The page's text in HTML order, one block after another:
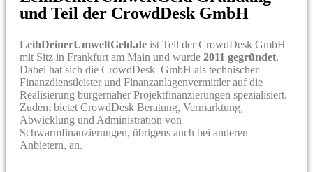
und Teil der CrowdDesk GmbH
LeihDeinerUmweltGeld.de ist Teil der CrowdDesk GmbH
mit Sitz in Frankfurt am Main und wurde 2011 gegründet.
Dabei hat sich die CrowdDesk GmbH als technischer
Finanzdienstleister und Finanzanlagenvermittler auf die
Realisierung bürgernaher Projektfinanzierungen spezialisiert.
Zudem bietet CrowdDesk Beratung, Vermarktung,
Abwicklung und Administration von
Schwarmfinanzierungen, übrigens auch bei anderen
Anbietern, an.